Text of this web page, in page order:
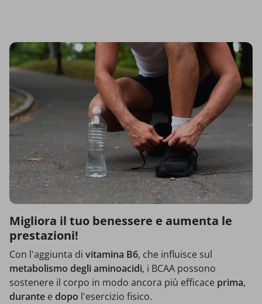
Migliora il tuo benessere e aumenta le
prestazioni!
Con l'aggiunta di vitamina B6, che influisce sul
metabolismo degli aminoacidi, i BCAA possono
sostenere il corpo in modo ancora più efficace prima,
durante e dopo l'esercizio fisico.